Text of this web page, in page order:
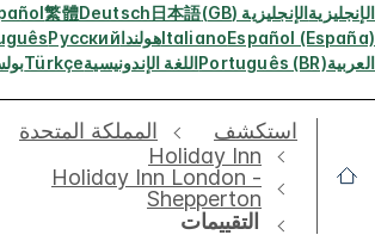
الإنجليزيةالإنجليزية (GB) 日本語
Deutsch
繁體
Español (España)
ItalianoهولنداРусский
العربيةPortuguês (BR)اللغة الإندونيسيةTürkçe
استكشف ‫‫المملكة المتحدة
Holiday Inn
Holiday Inn London -
Shepperton
التقييمات